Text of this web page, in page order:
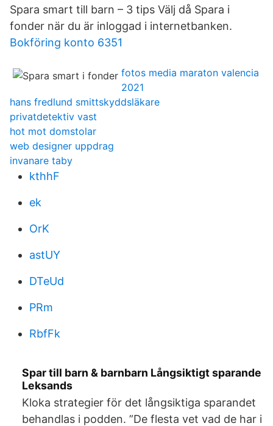
Spara smart till barn – 3 tips Välj då Spara i
fonder när du är inloggad i internetbanken.
Bokföring konto 6351
fotos media maraton valencia
2021
hans fredlund smittskyddsläkare
privatdetektiv vast
hot mot domstolar
web designer uppdrag
invanare taby
kthhF
ek
OrK
astUY
DTeUd
PRm
RbfFk
Spar till barn & barnbarn Långsiktigt sparande
Leksands
Kloka strategier för det långsiktiga sparandet
behandlas i podden. ”De flesta vet vad de har i